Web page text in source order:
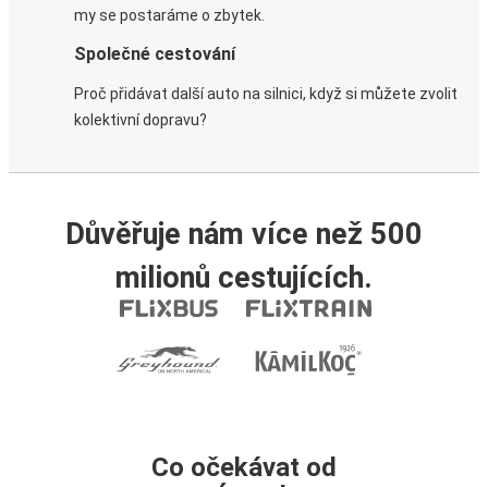
my se postaráme o zbytek.
Společné cestování
Proč přidávat další auto na silnici, když si můžete zvolit
kolektivní dopravu?
Důvěřuje nám více než 500
milionů cestujících.
Co očekávat od